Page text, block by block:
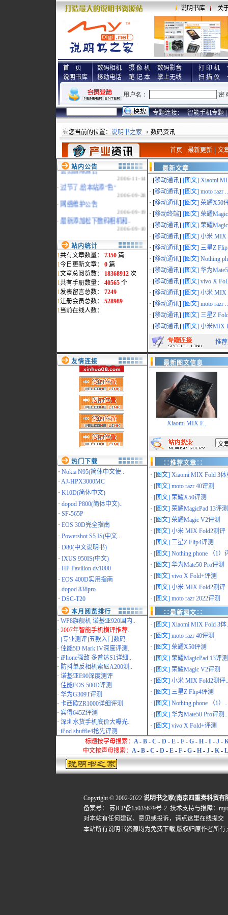
说明书库 关
首 页
说明书库
数码相机 摄 像 机
数码影音
移动电话
笔 记 本 掌上无线
打 印 机
扫 描 仪
专题连接： 智能手机专题 |
您当前的位置： 说明书之家 -> 数码资讯
首页 最新更新 文
站内公告
说明书之家祝福2011年！..
2011-01-01
祝福2010年!
2010-01-03
祝贺说明书突破20000册!..
2009-06-07
·祝广大说明书之家的支持..
2008-02-04
· 祝贺淘团网淘团专版发布..
2007-10-19
·www.myreadme.com新域名..
本站统一采用www.mydigi..
2007-02-15
地震影响，部分页面打开..
2006-12-29
·会员删除通告
2006-11-14
· 过节了,给本站添"色"
2006-09-28
·网络维护公告
2006-09-19
· 最新添加松下数码相机和..
2006-09-10
站内统计
1共有文章数量： 7350 篇
1今日更新文章： 0 篇
1文章总阅览数： 18368912 次
1共有手册数量： 40565 个
1发表留言总数： 7249
1注册会员总数： 528989
1当前在线人数：
最新文章
· [移动通讯] [图文] Xiaomi
· [移动通讯] [图文] moto razr ..
· [移动通讯] [图文] 荣耀X50
· [移动终端] [图文] 荣耀
· [移动通讯] [图文] 荣耀
· [移动通讯] [图文] 小米 MIX
· [移动通讯] [图文] 三星Z
· [移动通讯] [图文] Nothing
· [移动通讯] [图文] 华为
· [移动通讯] [图文] vivo X
· [移动通讯] [图文] 小米 MIX
· [移动通讯] [图文] moto razr ..
· [移动通讯] [图文] 三星Z
· [移动通讯] [图文] 小米MIX
推
友情连接
热门下载
· Nokia N95(简体中文使..
· AJ-HPX3000MC
· K10D(简体中文)
· dopod P800(简体中文)..
· SF-565P
· EOS 30D完全指南
· Powershot S5 IS(中文..
· D80(中文说明书)
· IXUS 950IS(中文)
· HP Pavilion dv1000
· EOS 400D实用指南
· dopod 838pro
· DSC-T20
本月阅览排行
· WP8旗舰机 诺基亚920国内..
· 2007年智能手机横评推荐..
· [专业测评]五款入门数码..
· 佳能5D Mark IV深度评测..
· iPhone强敌 多普达S1详细..
· 防抖单反相机索尼A200测..
· 诺基亚E90深度测评
· 佳能EOS 500D评测
· 华为G309T评测
· 卡西欧ZR1000详细评测
· 宾得645Z评测
· 深圳水货手机底价大曝光..
· iPod shuffle4抢先评测
最新图文信息
Xiaomi MIX F..
∷推荐文章∷
· [图文] Xiaomi MIX Fold 3体
· [图文] moto razr 40评测
· [图文] 荣耀X50评测
· [图文] 荣耀MagicPad 13评测
· [图文] 荣耀Magic V2评测
· [图文] 小米 MIX Fold2测评
· [图文] 三星Z Flip4评测
· [图文] Nothing phone （1）
· [图文] 华为Mate50 Pro评测
· [图文] vivo X Fold+评测
· [图文] 小米 MIX Fold2测评
· [图文] moto razr 2022评测
∷最新图文∷
· [图文] Xiaomi MIX Fold 3体
· [图文] moto razr 40评测
· [图文] 荣耀X50评测
· [图文] 荣耀MagicPad 13评
· [图文] 荣耀Magic V2评测
· [图文] 小米 MIX Fold2测评..
· [图文] 三星Z Flip4评测
· [图文] Nothing phone （1）..
· [图文] 华为Mate50 Pro评测..
· [图文] vivo X Fold+评测
标题按字母搜索： A- B- C - D - E- F- G- H- I- J-
中文按声母搜索： A- B - C - D - E - F - G - H - J - K - L
Copyright © 2002-2022 说明书之家(南京四重奏科贸有
备案号：
苏ICP备15035679号-2 技术支持与报障：
对本站有任何建议、意见或投诉， 请点这里在线提交
本站所有说明书资源均为免费下载,版权归原作者所